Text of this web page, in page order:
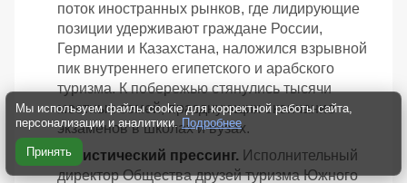
поток иностранных рынков, где лидирующие
позиции удерживают граждане России,
Германии и Казахстана, наложился взрывной
пик внутреннего египетского и арабского
туризма. К побережью стянулись тысячи
местных семей, празднующих окончание
экзаменов в школах и вузах.
Логистический прессинг. Исполнительный
директор Общества друзей туризма Южного
Мы используем файлы cookie для корректной работы сайта,
персонализации и аналитики. Подробнее
Принять